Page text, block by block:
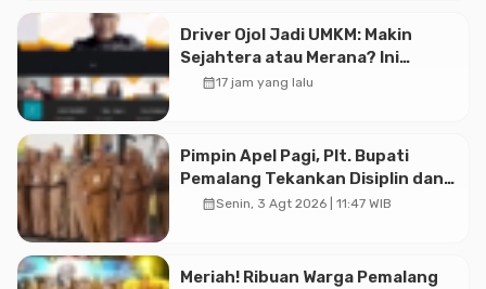
Driver Ojol Jadi UMKM: Makin
Sejahtera atau Merana? Ini
Temuan Diskusi Paramadina
calendar_month17 jam yang lalu
Pimpin Apel Pagi, Plt. Bupati
Pemalang Tekankan Disiplin dan
Soliditas ASN untuk Pelayanan
calendar_monthSenin, 3 Agt 2026 | 11:47 WIB
Meriah! Ribuan Warga Pemalang